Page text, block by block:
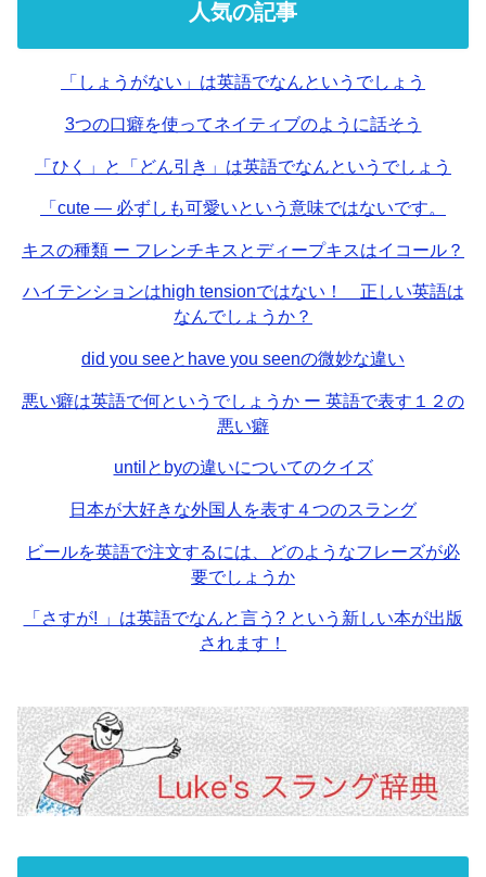
人気の記事
「しょうがない」は英語でなんというでしょう
3つの口癖を使ってネイティブのように話そう
「ひく」と「どん引き」は英語でなんというでしょう
「cute — 必ずしも可愛いという意味ではないです。
キスの種類 ー フレンチキスとディープキスはイコール？
ハイテンションはhigh tensionではない！ 正しい英語は
なんでしょうか？
did you seeとhave you seenの微妙な違い
悪い癖は英語で何というでしょうか ー 英語で表す１２の
悪い癖
untilとbyの違いについてのクイズ
日本が大好きな外国人を表す４つのスラング
ビールを英語で注文するには、どのようなフレーズが必
要でしょうか
「さすが! 」は英語でなんと言う? という新しい本が出版
されます！